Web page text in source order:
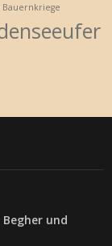
Bauernkriege
und